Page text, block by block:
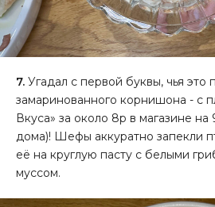
7. Угадал с первой буквы, чья это
замаринованного корнишона - с
Вкуса» за около 8р в магазине
дома)! Шефы аккуратно запекли
её на круглую пасту с белыми
муссом.